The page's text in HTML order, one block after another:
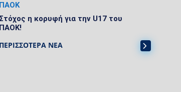
ΠΑΟΚ
Στόχος η κορυφή για την U17 του
ΠΑΟΚ!
ΠΕΡΙΣΣΟΤΕΡΑ ΝΕΑ